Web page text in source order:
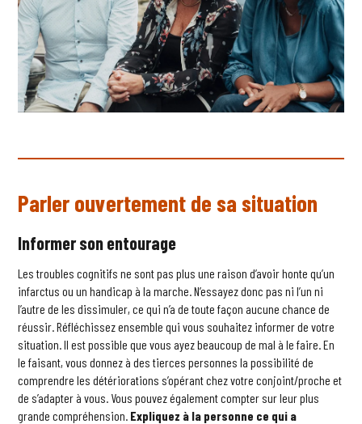
Parler ouvertement de sa situation
Informer son entourage
Les troubles cognitifs ne sont pas plus une raison d’avoir honte qu’un
infarctus ou un handicap à la marche. N’essayez donc pas ni l’un ni
l’autre de les dissimuler, ce qui n’a de toute façon aucune chance de
réussir. Réfléchissez ensemble qui vous souhaitez informer de votre
situation. Il est possible que vous ayez beaucoup de mal à le faire. En
le faisant, vous donnez à des tierces personnes la possibilité de
comprendre les détériorations s’opérant chez votre conjoint/proche et
de s’adapter à vous. Vous pouvez également compter sur leur plus
grande compréhension. Expliquez à la personne ce qui a